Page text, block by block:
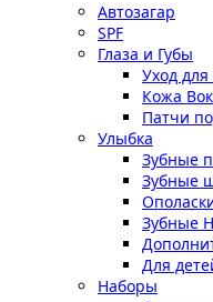
Автозагар
SPF
Глаза и Губы
Уход для
Кожа
Патчи
Улыбка
Зубные
Зубные
Зубные
Для
Наборы